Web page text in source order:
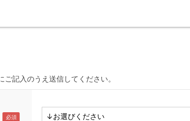
記入のうえ送信してください。